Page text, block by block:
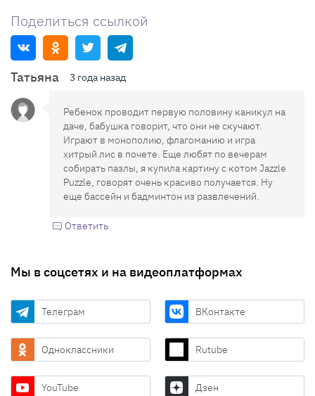
Поделиться ссылкой
Татьяна 3 года назад
Ребенок проводит первую половину каникул на
даче, бабушка говорит, что они не скучают.
Играют в монополию, флагоманию и игра
хитрый лис в почете. Еще любят по вечерам
собирать пазлы, я купила картину с котом Jazzle
Puzzle, говорят очень красиво получается. Ну
еще бассейн и бадминтон из развлечений.
Ответить
Мы в соцсетях и на видеоплатформах
Телеграм ВКонтакте
Одноклассники Rutube
YouTube Дзен